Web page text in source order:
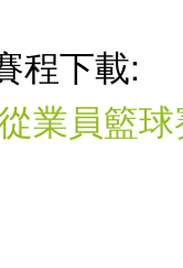
程下載:
業員籃